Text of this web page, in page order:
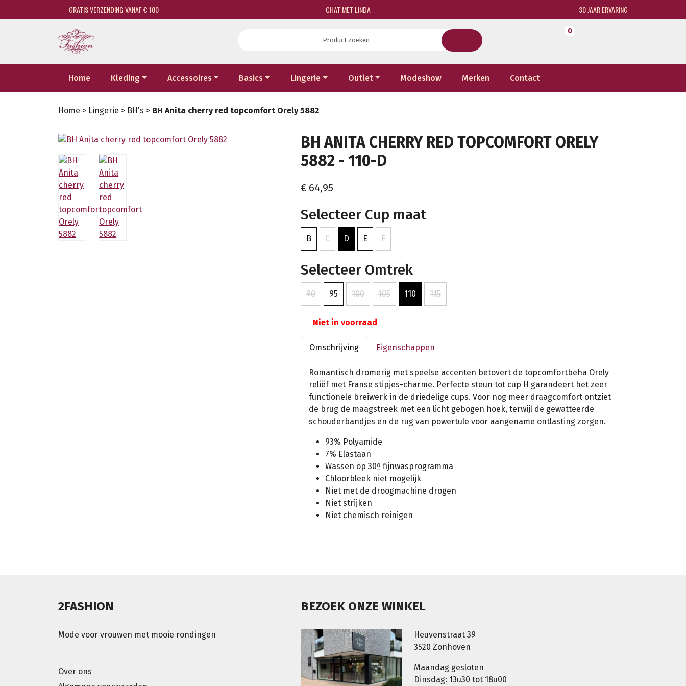
GRATIS VERZENDING VANAF € 100 CHAT MET LINDA 30 JAAR ERVARING
0
Home Kleding Accessoires Basics Lingerie Outlet Modeshow Merken Contact
Home > Lingerie > BH's > BH Anita cherry red topcomfort Orely 5882
BH ANITA CHERRY RED TOPCOMFORT ORELY
5882 - 110-D
€ 64,95
Selecteer Cup maat
B C D E F
Selecteer Omtrek
90 95 100 105 110 115
Niet in voorraad
Omschrijving Eigenschappen
Romantisch dromerig met speelse accenten betovert de topcomfortbeha Orely
reliëf met Franse stipjes-charme. Perfecte steun tot cup H garandeert het zeer
functionele breiwerk in de driedelige cups. Voor nog meer draagcomfort ontziet
de brug de maagstreek met een licht gebogen hoek, terwijl de gewatteerde
schouderbandjes en de rug van powertule voor aangename ontlasting zorgen.
93% Polyamide
7% Elastaan
Wassen op 30º fijnwasprogramma
Chloorbleek niet mogelijk
Niet met de droogmachine drogen
Niet strijken
Niet chemisch reinigen
2FASHION
Mode voor vrouwen met mooie rondingen
Over ons
BEZOEK ONZE WINKEL
Heuvenstraat 39
3520 Zonhoven
Maandag gesloten
Dinsdag: 13u30 tot 18u00